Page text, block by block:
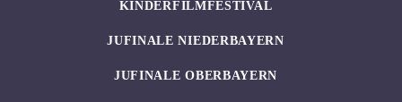
KINDERFILMFESTIVAL
JUFINALE NIEDERBAYERN
JUFINALE OBERBAYERN